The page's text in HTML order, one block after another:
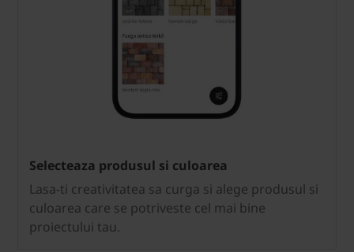
Selecteaza produsul si culoarea
Lasa-ti creativitatea sa curga si alege produsul si
culoarea care se potriveste cel mai bine
proiectului tau.